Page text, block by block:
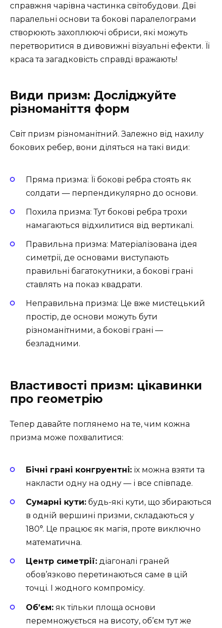
справжня чарівна частинка світобудови. Дві
паралельні основи та бокові паралелограми
створюють захоплюючі обриси, які можуть
перетворитися в дивовижні візуальні ефекти. Її
краса та загадковість справді вражають!
Види призм: Досліджуйте
різноманіття форм
Світ призм різноманітний. Залежно від нахилу
бокових ребер, вони діляться на такі види:
Пряма призма: Її бокові ребра стоять як
солдати — перпендикулярно до основи.
Похила призма: Тут бокові ребра трохи
намагаються відхилитися від вертикалі.
Правильна призма: Матеріалізована ідея
симетрії, де основами виступають
правильні багатокутники, а бокові грані
ставлять на показ квадрати.
Неправильна призма: Це вже мистецький
простір, де основи можуть бути
різноманітними, а бокові грані —
безладними.
Властивості призм: цікавинки
про геометрію
Тепер давайте поглянемо на те, чим кожна
призма може похвалитися:
Бічні грані конгруентні: їх можна взяти та
накласти одну на одну — і все співпаде.
Сумарні кути: будь-які кути, що збираються
в одній вершині призми, складаються у
180°. Це працює як магія, проте виключно
математична.
Центр симетрії: діагоналі граней
обов’язково перетинаються саме в цій
точці. І жодного компромісу.
Об’єм: як тільки площа основи
перемножується на висоту, об’єм тут же